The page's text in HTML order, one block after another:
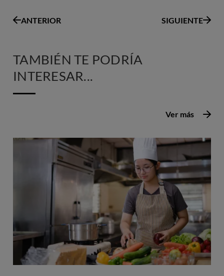
ANTERIOR SIGUIENTE
TAMBIÉN TE PODRÍA
INTERESAR...
Ver más